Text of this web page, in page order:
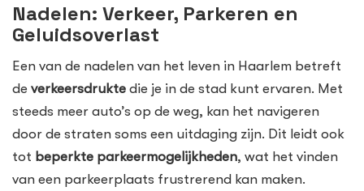
Nadelen: Verkeer, Parkeren en
Geluidsoverlast
Een van de nadelen van het leven in Haarlem betreft
de verkeersdrukte die je in de stad kunt ervaren. Met
steeds meer auto’s op de weg, kan het navigeren
door de straten soms een uitdaging zijn. Dit leidt ook
tot beperkte parkeermogelijkheden, wat het vinden
van een parkeerplaats frustrerend kan maken.